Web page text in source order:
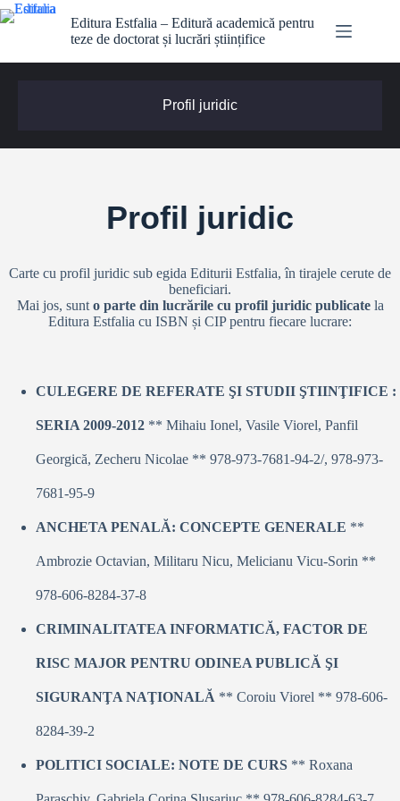
Editura Estfalia – Editură academică pentru
teze de doctorat și lucrări științifice
Profil juridic
Profil juridic
Carte cu profil juridic sub egida Editurii Estfalia, în tirajele cerute de
beneficiari.
Mai jos, sunt o parte din lucrările cu profil juridic publicatela
Editura Estfalia cu ISBN și CIP pentru fiecare lucrare:
CULEGERE DE REFERATE ŞI STUDII ŞTIINŢIFICE :
SERIA 2009-2012 ** Mihaiu Ionel, Vasile Viorel, Panfil
Georgică, Zecheru Nicolae ** 978-973-7681-94-2/, 978-973-
7681-95-9
ANCHETA PENALĂ: CONCEPTE GENERALE **
Ambrozie Octavian, Militaru Nicu, Melicianu Vicu-Sorin **
978-606-8284-37-8
CRIMINALITATEA INFORMATICĂ, FACTOR DE
RISC MAJOR PENTRU ODINEA PUBLICĂ ŞI
SIGURANŢA NAŢIONALĂ ** Coroiu Viorel ** 978-606-
8284-39-2
POLITICI SOCIALE: NOTE DE CURS ** Roxana